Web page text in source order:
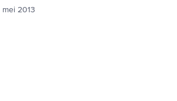
mei 2013